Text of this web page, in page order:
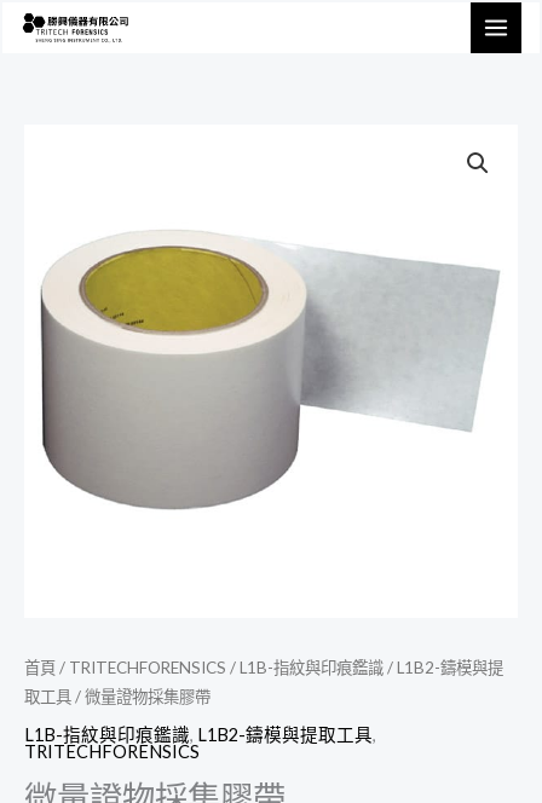
首頁/ TRITECHFORENSICS /L1B-指紋與印痕鑑識/L1B2-鑄模與提
取工具/ 微量證物採集膠帶
L1B-指紋與印痕鑑識, L1B2-鑄模與提取工具,
TRITECHFORENSICS